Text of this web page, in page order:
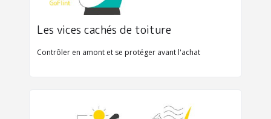
Les vices cachés de toiture
Contrôler en amont et se protéger avant l'achat